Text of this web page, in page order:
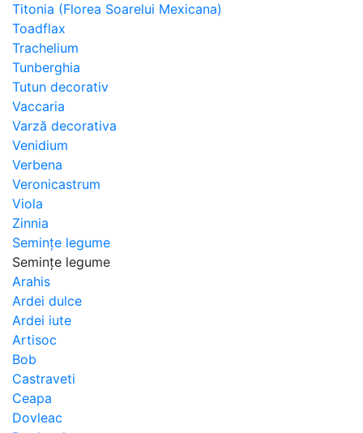
Titonia (Florea Soarelui Mexicana)
Toadflax
Trachelium
Tunberghia
Tutun decorativ
Vaccaria
Varză decorativa
Venidium
Verbena
Veronicastrum
Viola
Zinnia
Semințe legume
Semințe legume
Arahis
Ardei dulce
Ardei iute
Artisoc
Bob
Castraveti
Ceapa
Dovleac